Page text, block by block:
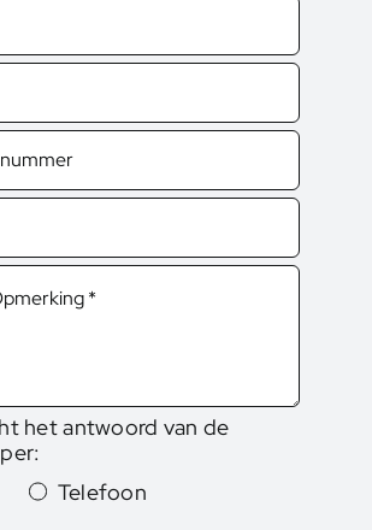
het antwoord van de
Telefoon